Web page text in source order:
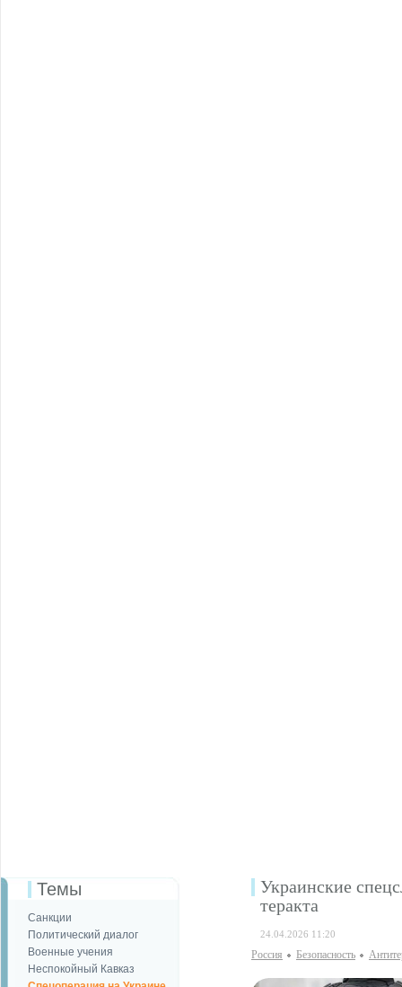
Темы
Санкции
Политический диалог
Военные учения
Неспокойный Кавказ
Украинские
теракта
24.04.2026 11:20
Россия Безопаcность